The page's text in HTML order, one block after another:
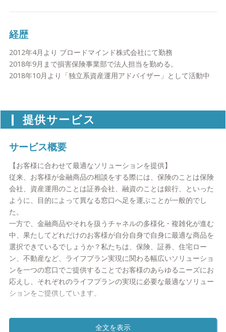
経歴
2012年4月より ブロードマインド株式会社にて勤務
2018年9月まで損害保険事業部で法人担当を勤める。
2018年10月より「独立系資産運用アドバイザー」として活動中
提供サービス
サービス概要
【お客様に合わせて最適なソリューションを提供】
従来、お客様が金融商品の相談をする際には、保険のことは保険
会社、資産運用のことは証券会社、融資のことは銀行、といった
ように、目的によって異なる窓口へ足を運ぶことが一般的でし
た。
一方で、金融商品やそれを扱うチャネルの多様化・複雑化が進む
中、果たしてどれだけのお客様が自分自身で自身に最適な商品を
選択できているでしょうか？私たちは、保険、証券、住宅ロー
ン、不動産など、ライフプラン実現に関わる幅広いソリューショ
ンを一つの窓口でご提供することでお客様のあらゆるニーズにお
応えし、それぞれのライフプランの実現に必要な最適なソリュー
ションをご提供しています。
【家計相談から、財務、資産に関する悩みまであらゆるニーズに